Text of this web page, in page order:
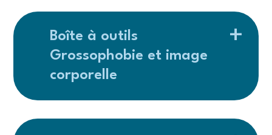
Boîte à outils
Grossophobie et image
corporelle